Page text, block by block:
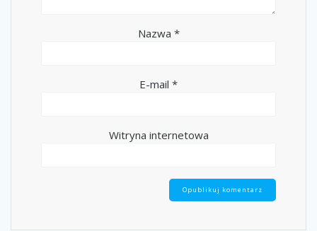
Nazwa *
E-mail *
Witryna internetowa